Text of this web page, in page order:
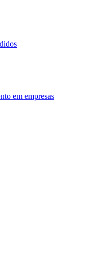
em empresas